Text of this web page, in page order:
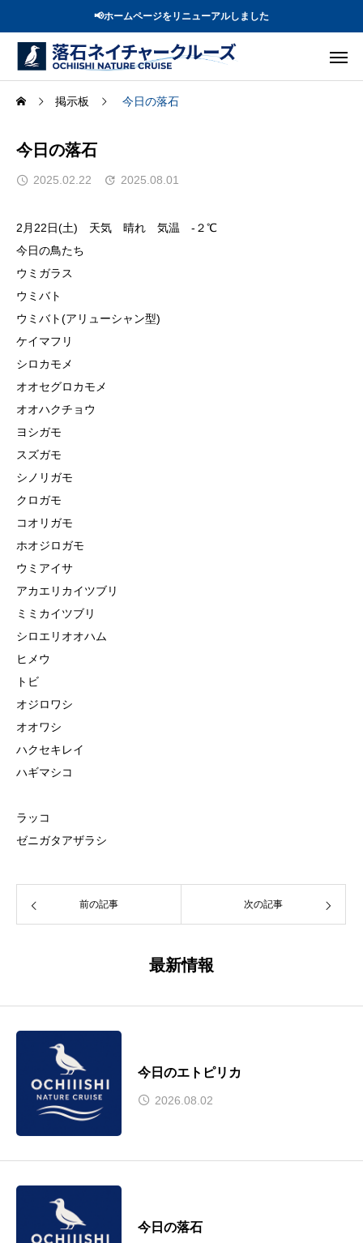
📢ホームページをリニューアルしました
掲示板 今日の落石
今日の落石
2025.02.22 2025.08.01
2月22日(土) 天気 晴れ 気温 -２℃
今日の鳥たち
ウミガラス
ウミバト
ウミバト(アリューシャン型)
ケイマフリ
シロカモメ
オオセグロカモメ
オオハクチョウ
ヨシガモ
スズガモ
シノリガモ
クロガモ
コオリガモ
ホオジロガモ
ウミアイサ
アカエリカイツブリ
ミミカイツブリ
シロエリオオハム
ヒメウ
トビ
オジロワシ
オオワシ
ハクセキレイ
ハギマシコ
ラッコ
ゼニガタアザラシ
前の記事 次の記事
最新情報
今日のエトピリカ
2026.08.02
今日の落石